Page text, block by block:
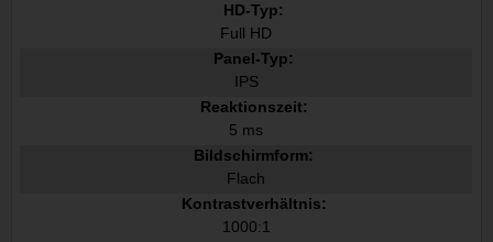
HD-Typ:
Full HD
Panel-Typ:
IPS
Reaktionszeit:
5 ms
Bildschirmform:
Flach
Kontrastverhältnis:
1000:1